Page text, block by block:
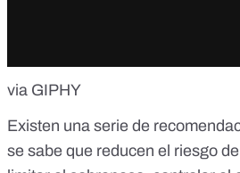
via GIPHY
Existen una serie de
se sabe que reducen el riesgo